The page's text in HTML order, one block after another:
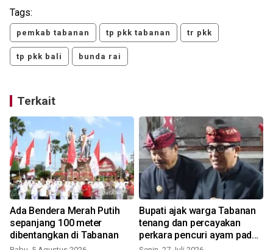
Tags:
pemkab tabanan tp pkk tabanan tr pkk
tp pkk bali bunda rai
Terkait
Ada Bendera Merah Putih
sepanjang 100 meter
dibentangkan di Tabanan
Bupati ajak warga Tabanan
tenang dan percayakan
perkara pencuri ayam pada
hukum